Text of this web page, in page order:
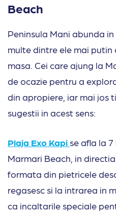
Beach
Peninsula Mani abunda
multe dintre ele mai putin
masa. Cei care ajung la
de ocazie pentru a
din apropiere, iar mai jos
sugestii in acest sens:
Plaja Exo Kapise afla la
Marmari Beach, in
formata din pietricele
regasesc si la intrarea in
ca incaltarile speciale